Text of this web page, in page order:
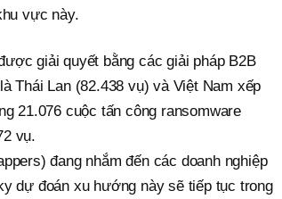
vực này.
giải quyết bằng các giải pháp B2B
Thái Lan (82.438 vụ) và Việt Nam xếp
21.076 cuộc tấn công ransomware
vụ.
đang nhắm đến các doanh nghiệp
dự đoán xu hướng này sẽ tiếp tục trong